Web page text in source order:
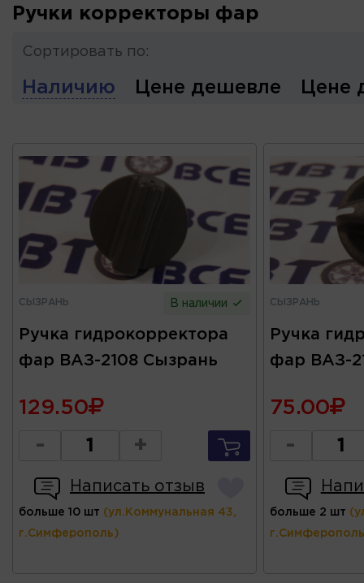
Ручки корректоры фар
Сортировать по:
Наличию Цене дешевле Цене
СЫЗРАНЬ В наличии
Ручка гидрокорректора
фар ВАЗ-2108 Сызрань
129.50
- +
Написать отзыв
больше 10 шт (ул.Коммунальная 43,
г.Симферополь)
СЫЗРАНЬ
Ручка
фар ВАЗ-
75.00
-
больше 2 шт